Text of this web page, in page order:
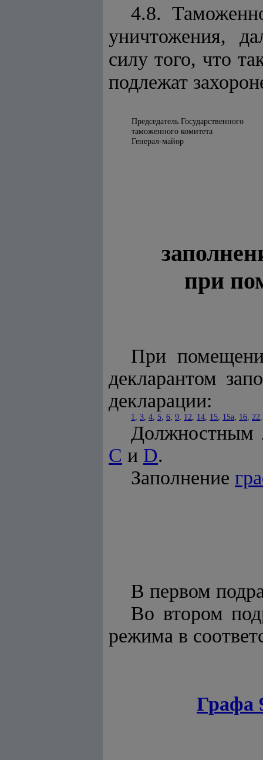
4.8.
уничтожения,
силу того, что
подлежат
Председатель Государственного
таможенного комитета
Генерал-майор
при
При
декларантом
декларации:
1, 3, 4, 5, 6, 9, 12, 14, 15, 15а, 16, 22
Должностным
С и D.
Заполнение
В первом
Во втором
режима в
Графа